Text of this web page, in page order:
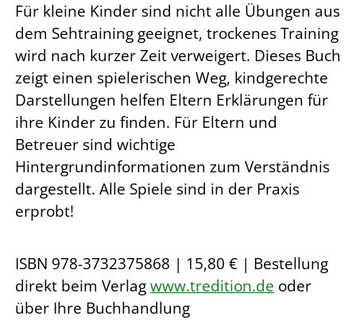
Für kleine Kinder sind nicht alle Übungen aus
dem Sehtraining geeignet, trockenes Training
wird nach kurzer Zeit verweigert. Dieses Buch
zeigt einen spielerischen Weg, kindgerechte
Darstellungen helfen Eltern Erklärungen für
ihre Kinder zu finden. Für Eltern und
Betreuer sind wichtige
Hintergrundinformationen zum Verständnis
dargestellt. Alle Spiele sind in der Praxis
erprobt!
ISBN 978-3732375868 | 15,80 € | Bestellung
direkt beim Verlagwww.tredition.de oder
über Ihre Buchhandlung